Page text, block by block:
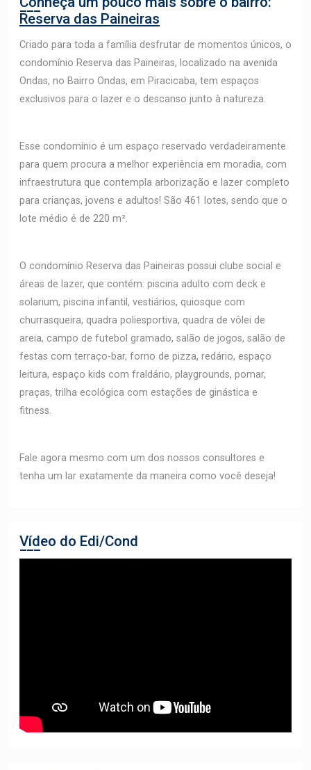
Reserva das Paineiras
Criado para toda a família desfrutar de momentos únicos, o
condomínio Reserva das Paineiras, localizado na avenida
Ondas, no Bairro Ondas, em Piracicaba, tem espaços
exclusivos para o lazer e o descanso junto à natureza.
Esse condomínio é um espaço reservado verdadeiramente
para quem procura a melhor experiência em moradia, com
infraestrutura que contempla arborização e lazer completo
para crianças, jovens e adultos! São 461 lotes, sendo que o
lote médio é de 220 m².
O condomínio Reserva das Paineiras possui clube social e
áreas de lazer, que contém: piscina adulto com deck e
solarium, piscina infantil, vestiários, quiosque com
churrasqueira, quadra poliesportiva, quadra de vôlei de
areia, campo de futebol gramado, salão de jogos, salão de
festas com terraço-bar, forno de pizza, redário, espaço
leitura, espaço kids com fraldário, playgrounds, pomar,
praças, trilha ecológica com estações de ginástica e
fitness.
Fale agora mesmo com um dos nossos consultores e
tenha um lar exatamente da maneira como você deseja!
Vídeo do Edi/Cond